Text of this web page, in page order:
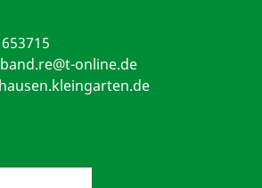
online.de